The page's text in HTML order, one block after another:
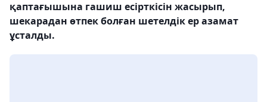
қаптағышына гашиш есірткісін жасырып,
шекарадан өтпек болған шетелдік ер азамат
ұсталды.